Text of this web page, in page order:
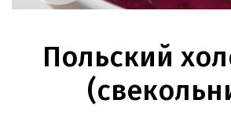
Польский